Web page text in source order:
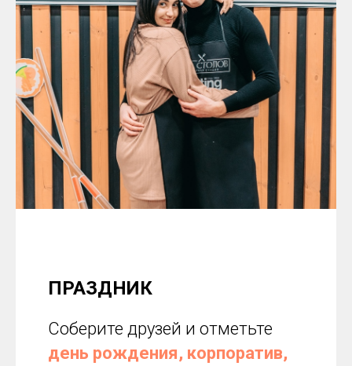
ПРАЗДНИК
Соберите друзей и отметьте
день рождения, корпоратив,